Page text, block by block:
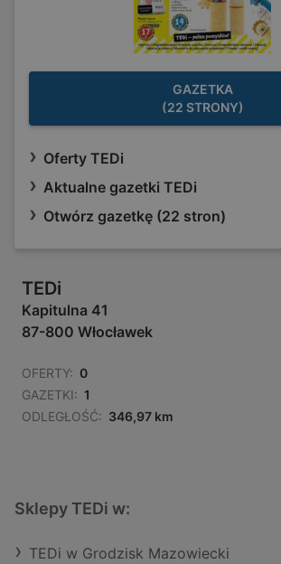
GAZETKA
(22 STRONY)
Oferty TEDi
Aktualne gazetki TEDi
Otwórz gazetkę (22 stron)
TEDi
Kapitulna 41
87-800 Włocławek
OFERTY: 0
GAZETKI: 1
ODLEGŁOŚĆ: 346,97 km
Sklepy TEDi w:
TEDi w Grodzisk Mazowiecki